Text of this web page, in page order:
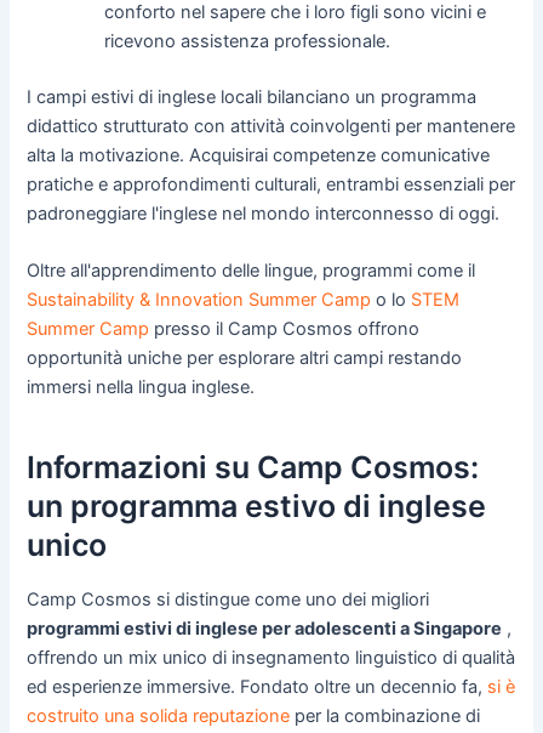
conforto nel sapere che i loro figli sono vicini e
ricevono assistenza professionale.
I campi estivi di inglese locali bilanciano un programma
didattico strutturato con attività coinvolgenti per mantenere
alta la motivazione. Acquisirai competenze comunicative
pratiche e approfondimenti culturali, entrambi essenziali per
padroneggiare l'inglese nel mondo interconnesso di oggi.
Oltre all'apprendimento delle lingue, programmi come il
Sustainability & Innovation Summer Camp o lo STEM
Summer Camp presso il Camp Cosmos offrono
opportunità uniche per esplorare altri campi restando
immersi nella lingua inglese.
Informazioni su Camp Cosmos:
un programma estivo di inglese
unico
Camp Cosmos si distingue come uno dei migliori
programmi estivi di inglese per adolescenti a Singapore ,
offrendo un mix unico di insegnamento linguistico di qualità
ed esperienze immersive. Fondato oltre un decennio fa, si è
costruito una solida reputazione per la combinazione di